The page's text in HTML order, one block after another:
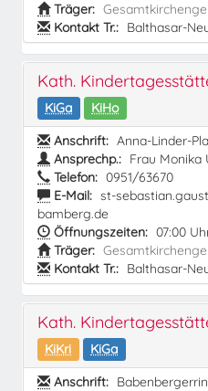
Träger:
Kontakt Tr.: Balthasar-
Kath.
KiGa
KiHo
Anschrift: Anna-Linder-
Ansprechp.: Frau Monika
Telefon: 0951/63670
E-Mail: st-
bamberg.de
Öffnungszeiten: 07:00
Träger:
Kontakt Tr.: Balthasar-
Kath.
KiKri
KiGa
Anschrift: